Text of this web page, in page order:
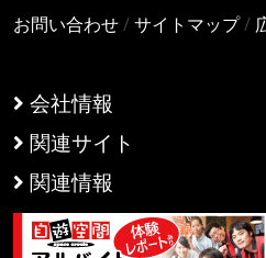
会社情報
関連サイト
関連情報
お問い合わせ/サイトマップ/